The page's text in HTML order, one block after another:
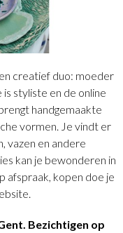
creatief duo: moeder
styliste en de online
handgemaakte
vormen. Je vindt er
vazen en andere
kan je bewonderen in
afspraak, kopen doe je
Bezichtigen op